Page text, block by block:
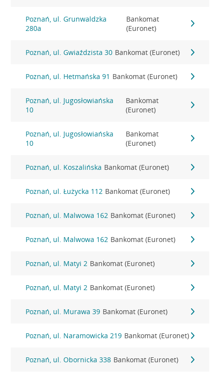
Poznań, ul. Grunwaldzka
280a
Bankomat
(Euronet)
Poznań, ul. Gwiaździsta 30 Bankomat (Euronet)
Poznań, ul. Hetmańska 91 Bankomat (Euronet)
Poznań, ul. Jugosłowiańska
10
Bankomat
(Euronet)
Poznań, ul. Jugosłowiańska
10
Bankomat
(Euronet)
Poznań, ul. Koszalińska Bankomat (Euronet)
Poznań, ul. Łużycka 112 Bankomat (Euronet)
Poznań, ul. Malwowa 162 Bankomat (Euronet)
Poznań, ul. Malwowa 162 Bankomat (Euronet)
Poznań, ul. Matyi 2 Bankomat (Euronet)
Poznań, ul. Matyi 2 Bankomat (Euronet)
Poznań, ul. Murawa 39 Bankomat (Euronet)
Poznań, ul. Naramowicka 219 Bankomat (Euronet)
Poznań, ul. Obornicka 338 Bankomat (Euronet)